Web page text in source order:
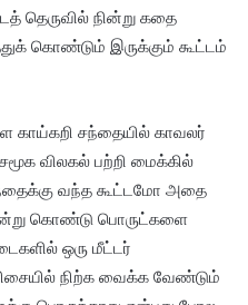
தெருவில் நின்று கதை
கொண்டும் இருக்கும் கூட்டம்
சந்தையில் காவலர்
விலகல் பற்றி மைக்கில்
வந்த கூட்டமோ அதை
கொண்டு பொருட்களை
ஒரு மீட்டர்
நிற்க வைக்க வேண்டும்